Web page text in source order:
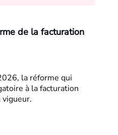
de la facturation
la réforme qui
à la facturation